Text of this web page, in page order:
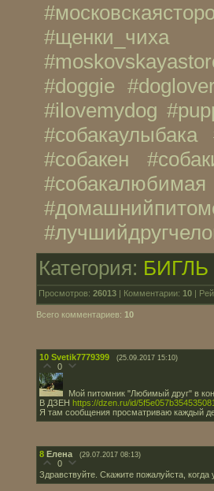
#щенки_чиха
#doggie
#ilovemydog
#собакаулыбака
#собакен
Категория: БИГЛЬ
Просмотров: 26013 | Комментарии: 10 |
Всего комментариев: 10
10 Svetik7779399 (25.09.2017 15:10)
0
Мой питомник "Любимый друг" в
В ДЗЕН https://dzen.ru/id/
Я там сообщения просматриваю каждый
8 Елена (29.07.2017 08:13)
0
Здравствуйте. Скажите пожалуйста,